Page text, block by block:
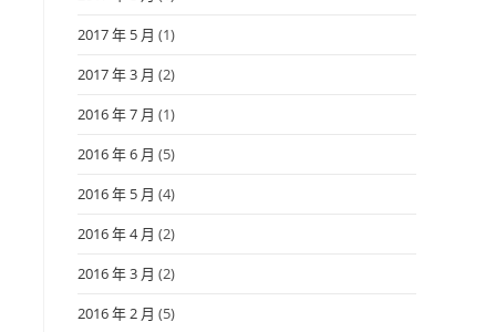
2017 年 5 月 (1)
2017 年 3 月 (2)
2016 年 7 月 (1)
2016 年 6 月 (5)
2016 年 5 月 (4)
2016 年 4 月 (2)
2016 年 3 月 (2)
2016 年 2 月 (5)